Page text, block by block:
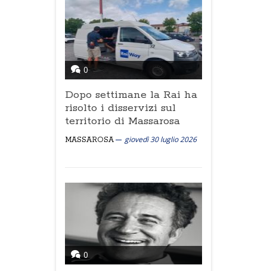
0
Dopo settimane la Rai ha
risolto i disservizi sul
territorio di Massarosa
MASSAROSA giovedì 30 luglio 2026
0